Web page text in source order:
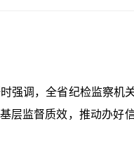
调，全省纪检监察机
监督质效，推动办好